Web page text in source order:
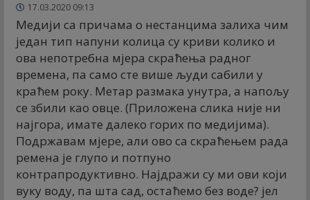
17.03.2020 09:13
Медији са причама о нестанцима залиха чим
један тип напуни колица су криви колико и
ова непотребна мјера скраћења радног
времена, па само сте више људи сабили у
краћем року. Метар размака унутра, а напољу
се збили као овце. (Приложена слика није ни
најгора, имате далеко горих по медијима).
Подржавам мјере, али ово са скраћењем рада
ремена је глупо и потпуно
контрапродуктивно. Најдражи су ми ови који
вуку воду, па шта сад, остаћемо без воде? јел